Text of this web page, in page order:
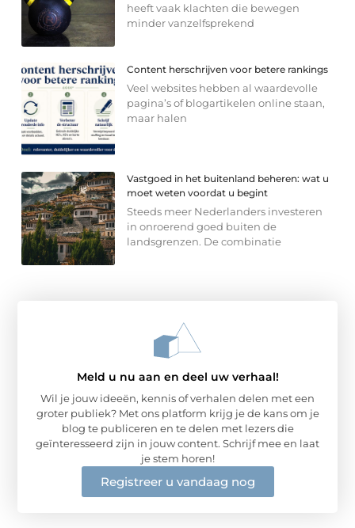
heeft vaak klachten die bewegen
minder vanzelfsprekend
Content herschrijven voor betere rankings
Veel websites hebben al waardevolle
pagina’s of blogartikelen online staan,
maar halen
Vastgoed in het buitenland beheren: wat u
moet weten voordat u begint
Steeds meer Nederlanders investeren
in onroerend goed buiten de
landsgrenzen. De combinatie
Meld u nu aan en deel uw verhaal!
Wil je jouw ideeën, kennis of verhalen delen met een
groter publiek? Met ons platform krijg je de kans om je
blog te publiceren en te delen met lezers die
geïnteresseerd zijn in jouw content. Schrijf mee en laat
je stem horen!
Registreer u vandaag nog